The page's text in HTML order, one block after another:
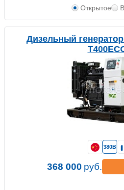
Открытое
Дизельный
380В
368 000 руб.